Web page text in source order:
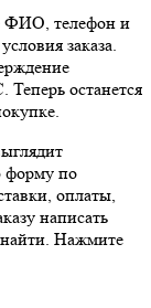
ФИО, телефон и
заказа.
останется
форму по
оплаты,
написать
Нажмите